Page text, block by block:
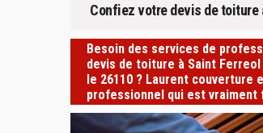
Confiez votre devis de toiture
Besoin des services de
devis de toiture à Saint Ferreol
le 26110 ? Laurent couverture
professionnel qui est vraiment